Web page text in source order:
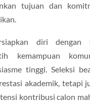
tujuan dan
diri dengan
kemampuan
tinggi. Seleksi
akademik, tetapi
kontribusi calon